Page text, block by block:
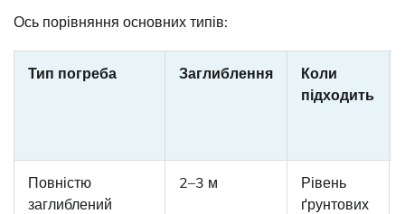
Ось порівняння основних типів:
Тип погреба Заглиблення
Коли
підходить
Повністю
заглиблений
2–3 м
Рівень
ґрунтових